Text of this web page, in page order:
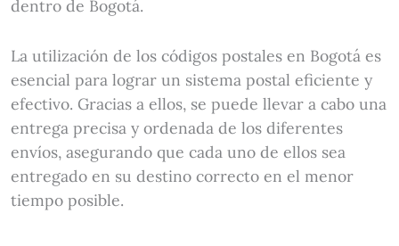
dentro de Bogotá.
La utilización de los códigos postales en Bogotá es
esencial para lograr un sistema postal eficiente y
efectivo. Gracias a ellos, se puede llevar a cabo una
entrega precisa y ordenada de los diferentes
envíos, asegurando que cada uno de ellos sea
entregado en su destino correcto en el menor
tiempo posible.